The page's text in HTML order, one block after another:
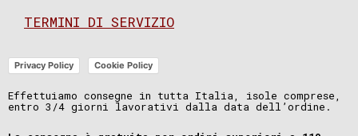
TERMINI DI SERVIZIO
Privacy Policy Cookie Policy
Effettuiamo consegne in tutta Italia, isole comprese,
entro 3/4 giorni lavorativi dalla data dell’ordine.